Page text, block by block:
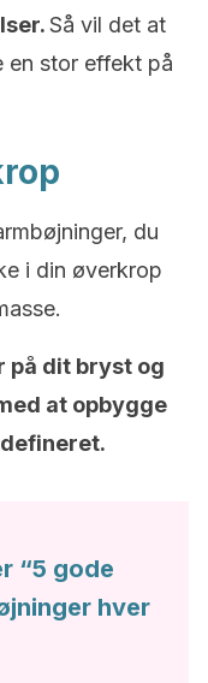
Så vil det at
en stor effekt på
du
i din øverkrop
på dit bryst og
at opbygge
“5 gode
hver